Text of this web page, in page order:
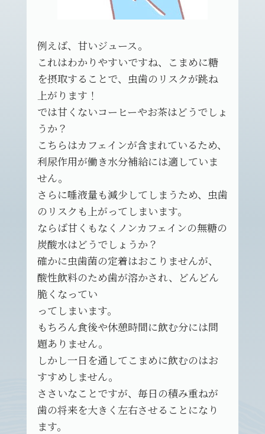
例えば、甘いジュース。
これはわかりやすいですね、こまめに糖
を摂取することで、虫歯のリスクが跳ね
上がります！
では甘くないコーヒーやお茶はどうでしょ
うか？
こちらはカフェインが含まれているため、
利尿作用が働き水分補給には適していま
せん。
さらに唾液量も減少してしまうため、虫歯
のリスクも上がってしまいます。
ならば甘くもなくノンカフェインの無糖の
炭酸水はどうでしょうか？
確かに虫歯菌の定着はおこりませんが、
酸性飲料のため歯が溶かされ、どんどん
脆くなってい
ってしまいます。
もちろん食後や休憩時間に飲む分には問
題ありません。
しかし一日を通してこまめに飲むのはお
すすめしません。
ささいなことですが、毎日の積み重ねが
歯の将来を大きく左右させることになり
ます。